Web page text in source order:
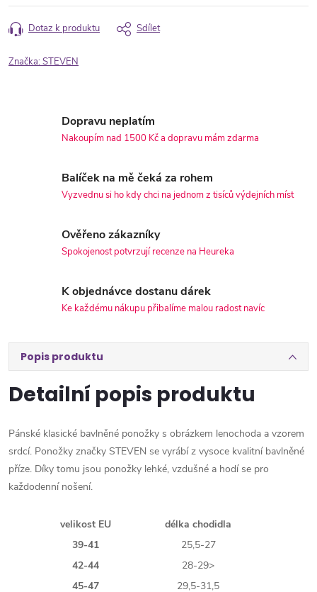
Dotaz k produktu Sdílet
Značka:STEVEN
Dopravu neplatím
Nakoupím nad 1500 Kč a dopravu mám zdarma
Balíček na mě čeká za rohem
Vyzvednu si ho kdy chci na jednom z tisíců výdejních míst
Ověřeno zákazníky
Spokojenost potvrzují recenze na Heureka
K objednávce dostanu dárek
Ke každému nákupu přibalíme malou radost navíc
Popis produktu
Detailní popis produktu
Pánské klasické bavlněné ponožky s obrázkem lenochoda a vzorem
srdcí. Ponožky značky STEVEN se vyrábí z vysoce kvalitní bavlněné
příze. Díky tomu jsou ponožky lehké, vzdušné a hodí se pro
každodenní nošení.
velikost EU
délka chodidla
39-41
25,5-27
42-44
28-29>
45-47
29,5-31,5